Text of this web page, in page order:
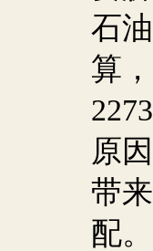
石
算，
原
带
配